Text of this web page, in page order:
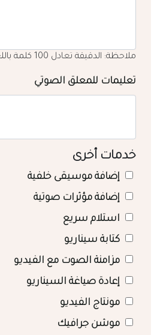
ملاحظة: الدقيقة تعادل 100 كلمة باللغة العربية
تعليمات للمعلق الصوتي
خدمات أخرى
إضافة موسيقى خلفية
إضافة مؤثرات صوتية
استلام سريع
كتابة سيناريو
مزامنة الصوت مع الفيديو
إعادة صياغة السيناريو
مونتاج الفيديو
موشن جرافيك